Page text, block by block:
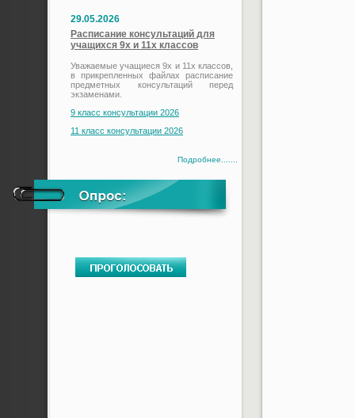
29.05.2026
Расписание консультаций для
учащихся 9х и 11х классов
Уважаемые учащиеся 9х и 11х классов,
в прикрепленных файлах расписание
предметных консультаций перед
экзаменами.
9 класс консультации 2026
11 класс консультации 2026
Подробнее.......